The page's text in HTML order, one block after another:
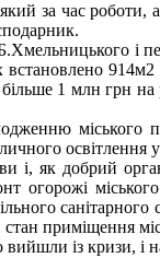
за час роботи,
і
1 млн грн
освітлення
і, як добрий
огорожі
санітарного
приміщення
із кризи, і